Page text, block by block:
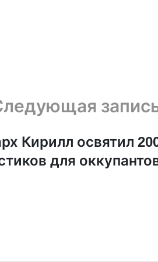
Кирилл освятил
для